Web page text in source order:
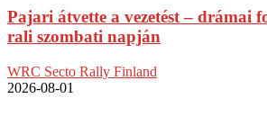
Pajari átvette a vezetést – drámai
rali szombati napján
WRC Secto Rally Finland
2026-08-01